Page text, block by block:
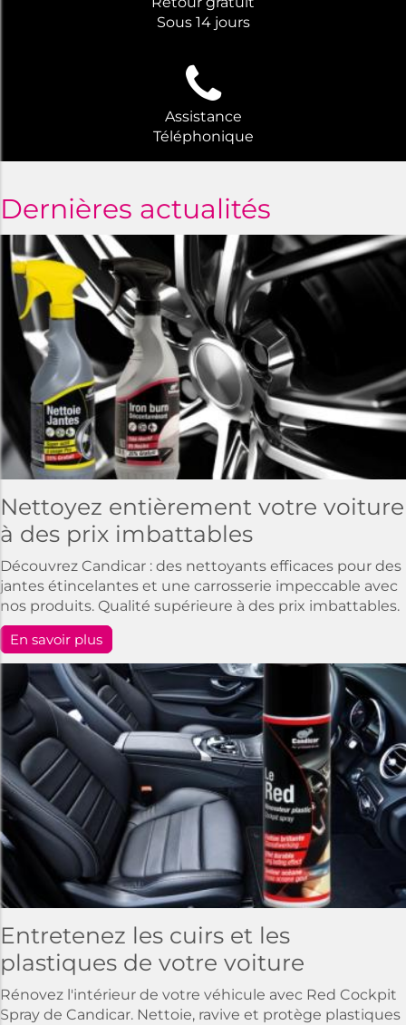
Sous 14 jours
Assistance
Téléphonique
Dernières actualités
Nettoyez entièrement votre voiture
à des prix imbattables
Découvrez Candicar : des nettoyants efficaces pour des
jantes étincelantes et une carrosserie impeccable avec
nos produits. Qualité supérieure à des prix imbattables.
En savoir plus
Entretenez les cuirs et les
plastiques de votre voiture
Rénovez l'intérieur de votre véhicule avec Red Cockpit
Spray de Candicar. Nettoie, ravive et protège plastiques